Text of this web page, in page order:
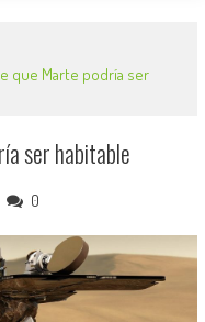
que Marte podría ser
ser habitable
0